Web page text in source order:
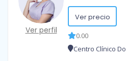
Ver perfil
Ver precio
0.00
Centro Clínico